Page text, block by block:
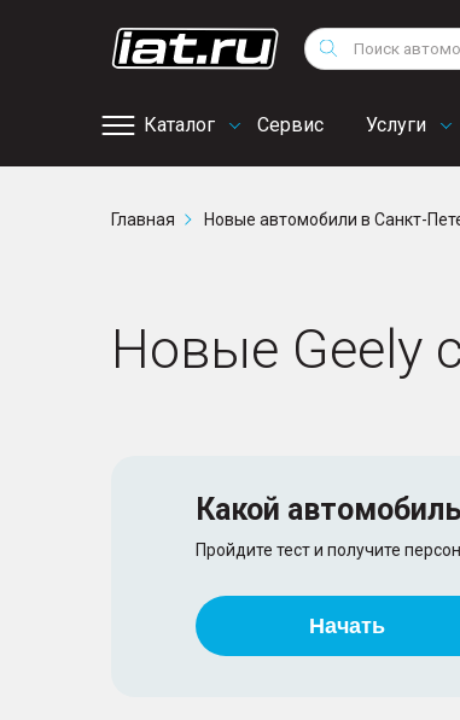
Поиск
Каталог Сервис
сервис
Услуги
Снегоходы
Квадроциклы
Главная Новые автомобили в Санкт-
Новые Geely
Какой автомобиль
Пройдите тест и получите
Начать